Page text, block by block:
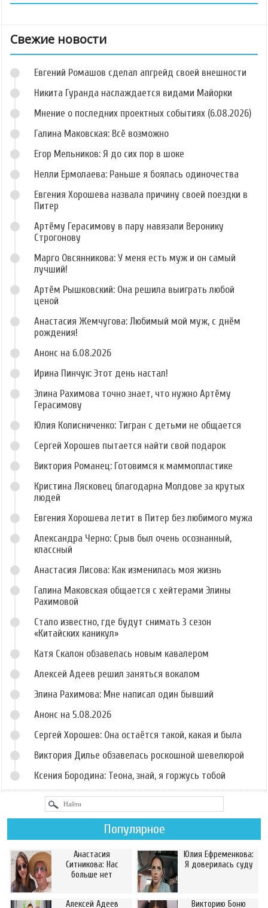
Свежие новости
Евгений Ромашов сделал апгрейд своей внешности
Никита Гуранда наслаждается видами Майорки
Мнение о последних проектных событиях (6.08.2026)
Галина Маковская: Всё возможно
Егор Мельников: Я до сих пор в шоке
Нелли Ермолаева: Раньше я боялась одиночества
Евгения Хорошева назвала причину своей поездки в
Питер
Артёму Герасимову в пару навязали Веронику
Строгонову
Марго Овсянникова: У меня есть муж и он самый
лучший!
Артём Рышковский: Она решила выиграть любой
ценой
Анастасия Жемчугова: Любимый мой муж, с днём
рождения!
Анонс на 6.08.2026
Ирина Пинчук: Этот день настал!
Элина Рахимова точно знает, что нужно Артёму
Герасимову
Юлия Колисниченко: Тигран с детьми не общается
Сергей Хорошев пытается найти свой подарок
Виктория Романец: Готовимся к маммопластике
Кристина Лясковец благодарна Молдове за крутых
людей
Евгения Хорошева летит в Питер без любимого мужа
Александра Черно: Срыв был очень осознанный,
классный
Анастасия Лисова: Как изменилась моя жизнь
Галина Маковская общается с хейтерами Элины
Рахимовой
Стало известно, где будут снимать 3 сезон
«Китайских каникул»
Катя Скалон обзавелась новым кавалером
Алексей Адеев решил заняться вокалом
Элина Рахимова: Мне написал один бывший
Анонс на 5.08.2026
Сергей Хорошев: Она остаётся такой, какая и была
Виктория Дилье обзавелась роскошной шевелюрой
Ксения Бородина: Теона, знай, я горжусь тобой
Популярное
Анастасия
Ситникова: Нас
больше нет
Юлия Ефременкова:
Я доверилась суду
Алексей Адеев Викторию Боню